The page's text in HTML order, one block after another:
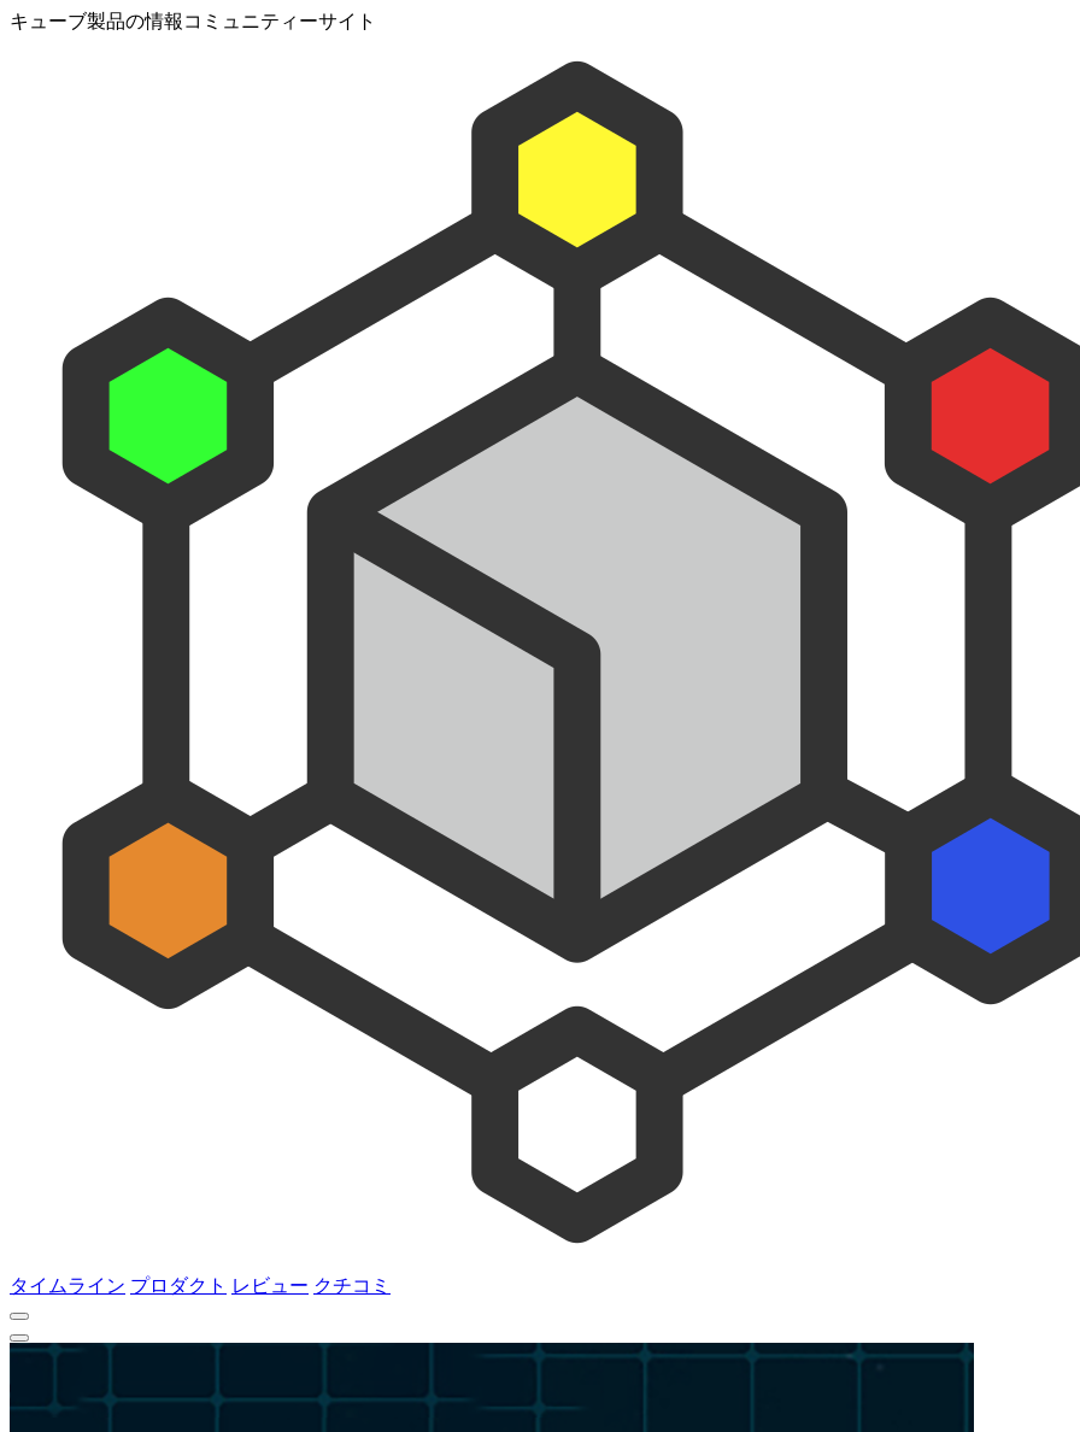
キューブ製品の情報コミュニティーサイト
タイムライン プロダクト レビュー クチコミ